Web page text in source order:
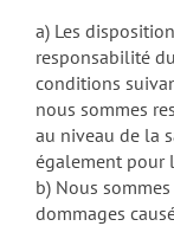
a) Les
responsabilité
conditions
nous sommes
au niveau de la
également pour
b) Nous
dommages